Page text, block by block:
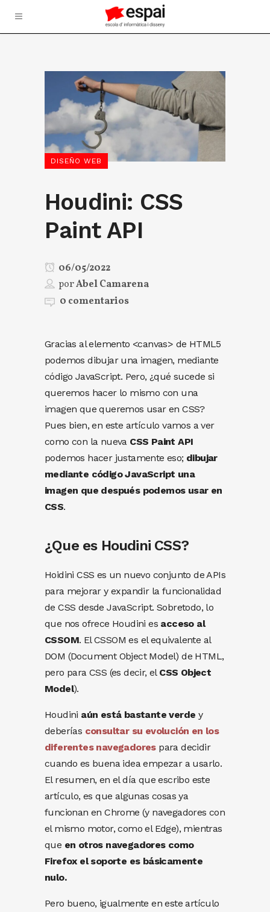
DISEÑO WEB
Houdini: CSS
Paint API
06/05/2022
porAbel Camarena
0 comentarios
Gracias al elemento <canvas> de HTML5
podemos dibujar una imagen, mediante
código JavaScript. Pero, ¿qué sucede si
queremos hacer lo mismo con una
imagen que queremos usar en CSS?
Pues bien, en este artículo vamos a ver
como con la nueva CSS Paint API
podemos hacer justamente eso; dibujar
mediante código JavaScript una
imagen que después podemos usar en
CSS.
¿Que es Houdini CSS?
Hoidini CSS es un nuevo conjunto de APIs
para mejorar y expandir la funcionalidad
de CSS desde JavaScript. Sobretodo, lo
que nos ofrece Houdini es acceso al
CSSOM. El CSSOM es el equivalente al
DOM (Document Object Model) de HTML,
pero para CSS (es decir, el CSS Object
Model).
Houdini aún está bastante verde y
deberías consultar su evolución en los
diferentes navegadorespara decidir
cuando es buena idea empezar a usarlo.
El resumen, en el día que escribo este
artículo, es que algunas cosas ya
funcionan en Chrome (y navegadores con
el mismo motor, como el Edge), mientras
que en otros navegadores como
Firefox el soporte es básicamente
nulo.
Pero bueno, igualmente en este artículo